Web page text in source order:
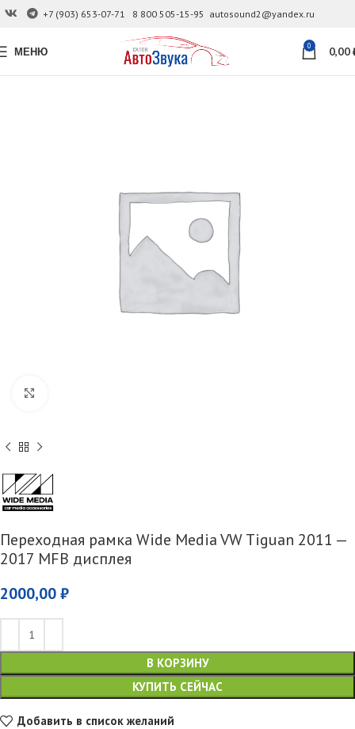
+7 (903) 653-07-71 8 800 505-15-95 autosound2@yandex.ru
МЕНЮ 0 0,00
Переходная рамка Wide Media VW Tiguan 2011 —
2017 MFB дисплея
2000,00 ₽
В КОРЗИНУ
КУПИТЬ СЕЙЧАС
Добавить в список желаний